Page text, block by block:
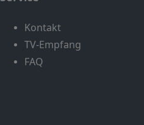
Kontakt
TV-Empfang
FAQ